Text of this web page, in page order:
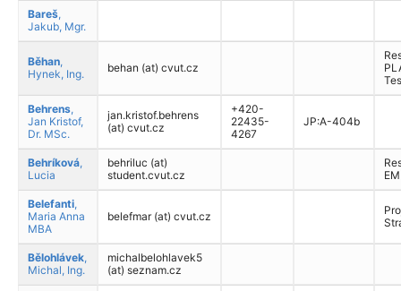
Bareš,
Jakub, Mgr.
Běhan,
Hynek, Ing.
behan (at) cvut.cz
Behrens,
Jan Kristof,
Dr. MSc.
jan.kristof.behrens
(at) cvut.cz
+420-
22435-
4267
JP:A-404b
Behríková,
Lucia
behriluc (at)
student.cvut.cz
Belefanti,
Maria Anna
MBA
belefmar (at) cvut.cz
Bělohlávek,
Michal, Ing.
michalbelohlavek5
(at) seznam.cz